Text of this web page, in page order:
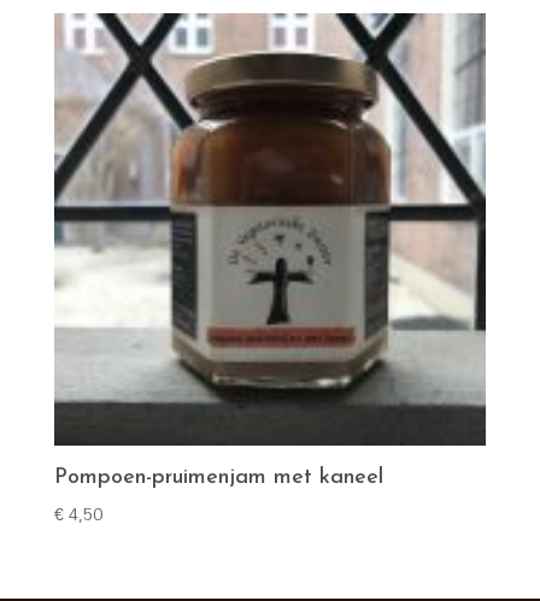
Pompoen-pruimenjam met kaneel
€4,50